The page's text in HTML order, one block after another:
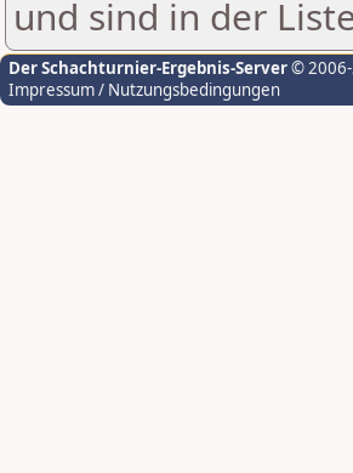
und sind in der
Der Schachturnier-Ergebnis-Server©
Impressum / Nutzungsbedingungen